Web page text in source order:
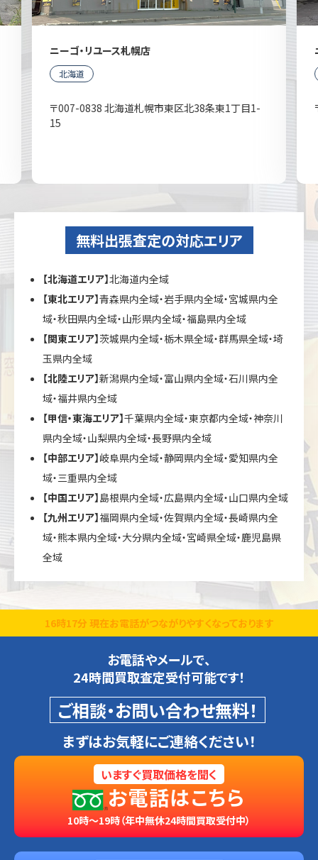
ニーゴ・リユース札幌店
北海道
〒007-0838 北海道札幌市東区北38条東1丁目1-
15
無料出張査定の対応エリア
【北海道エリア】北海道内全域
【東北エリア】青森県内全域・岩手県内全域・宮城県内全
域・秋田県内全域・山形県内全域・福島県内全域
【関東エリア】茨城県内全域・栃木県全域・群馬県全域・埼
玉県内全域
【北陸エリア】新潟県内全域・富山県内全域・石川県内全
域・福井県内全域
【甲信・東海エリア】千葉県内全域・東京都内全域・神奈川
県内全域・山梨県内全域・長野県内全域
【中部エリア】岐阜県内全域・静岡県内全域・愛知県内全
域・三重県内全域
【中国エリア】島根県内全域・広島県内全域・山口県内全域
【九州エリア】福岡県内全域・佐賀県内全域・長崎県内全
域・熊本県内全域・大分県内全域・宮崎県全域・鹿児島県
全域
16時17分 現在お電話がつながりやすくなっております
お電話やメールで、
24時間買取査定受付可能です！
ご相談・お問い合わせ無料！
まずはお気軽にご連絡ください！
いますぐ買取価格を聞く
お電話はこちら
10時～19時（年中無休24時間買取受付中）